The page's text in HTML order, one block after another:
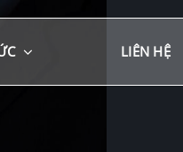
LIÊN HỆ